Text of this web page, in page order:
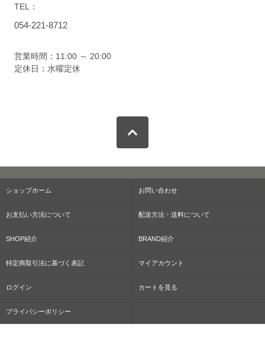
TEL：
054-221-8712
営業時間：11:00 ～ 20:00
定休日：水曜定休
ショップホーム お問い合わせ
お支払い方法について 配送方法・送料について
SHOP紹介 BRAND紹介
特定商取引法に基づく表記 マイアカウント
ログイン カートを見る
プライバシーポリシー